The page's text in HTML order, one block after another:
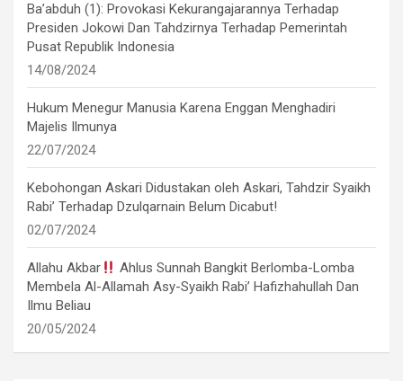
Ba’abduh (1): Provokasi Kekurangajarannya Terhadap
Presiden Jokowi Dan Tahdzirnya Terhadap Pemerintah
Pusat Republik Indonesia
14/08/2024
Hukum Menegur Manusia Karena Enggan Menghadiri
Majelis Ilmunya
22/07/2024
Kebohongan Askari Didustakan oleh Askari, Tahdzir Syaikh
Rabi’ Terhadap Dzulqarnain Belum Dicabut!
02/07/2024
Allahu Akbar
Ahlus Sunnah Bangkit Berlomba-Lomba
Membela Al-Allamah Asy-Syaikh Rabi’ Hafizhahullah Dan
Ilmu Beliau
20/05/2024